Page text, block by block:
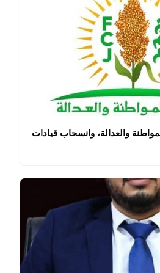
والعدالة، وانسحاب قيادات